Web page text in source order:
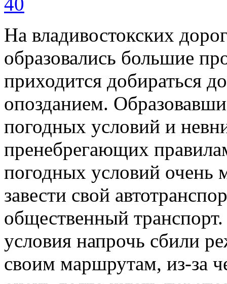
На владивостокских
образовались большие
приходится добираться
опозданием.
погодных условий и
пренебрегающих
погодных условий очень
завести свой
общественный
условия напрочь сбили
своим маршрутам, из-за